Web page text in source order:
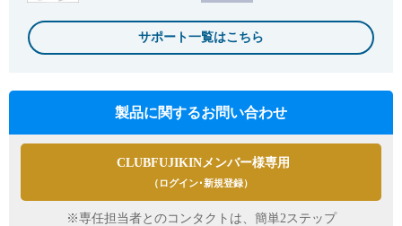
サポート一覧はこちら
製品に関するお問い合わせ
CLUBFUJIKINメンバー様専用
（ログイン･新規登録）
※専任担当者とのコンタクトは、簡単2ステップ